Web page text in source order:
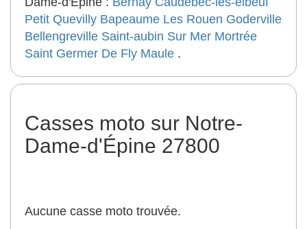
Petit Quevilly Bapeaume Les Rouen Goderville
Bellengreville Saint-aubin Sur Mer Mortrée
Saint Germer De Fly Maule .
Casses moto sur Notre-
Dame-d'Épine 27800
Aucune casse moto trouvée.